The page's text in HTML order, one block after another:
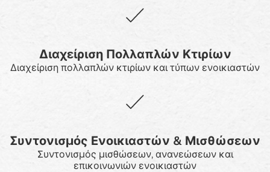
Διαχείριση Πολλαπλών Κτιρίων
Διαχείριση πολλαπλών κτιρίων και τύπων ενοικιαστών
Συντονισμός Ενοικιαστών & Μισθώσεων
Συντονισμός μισθώσεων, ανανεώσεων και
επικοινωνιών ενοικιαστών